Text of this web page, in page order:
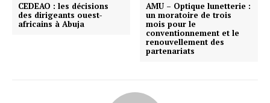
CEDEAO : les décisions
des dirigeants ouest-
africains à Abuja
AMU – Optique lunetterie :
un moratoire de trois
mois pour le
conventionnement et le
renouvellement des
partenariats